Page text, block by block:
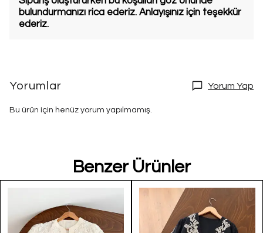
bulundurmanızı rica ederiz. Anlayışınız için teşekkür
ederiz.
Yorumlar Yorum Yap
Bu ürün için henüz yorum yapılmamış.
Benzer Ürünler